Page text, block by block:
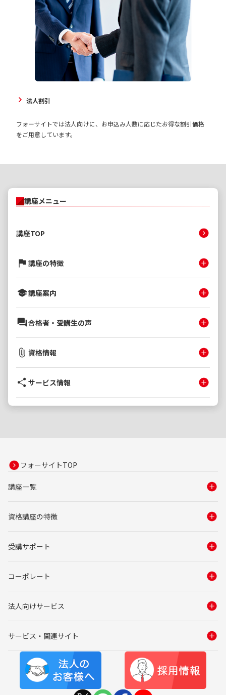
法人割引
フォーサイトでは法人向けに、お申込み人数に応じたお得な割引価格
をご用意しています。
講座メニュー
講座TOP
講座の特徴
講座案内
合格者・受講生の声
資格情報
サービス情報
フォーサイトTOP
講座一覧
資格講座の特徴
受講サポート
コーポレート
法人向けサービス
サービス・関連サイト